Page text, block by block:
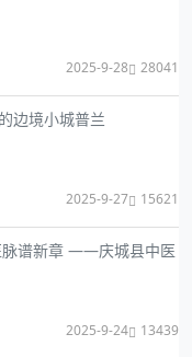
2025-9-28 28041
边境小城普兰
2025-9-27 15621
脉谱新章 ——庆城县中医
2025-9-24 13439